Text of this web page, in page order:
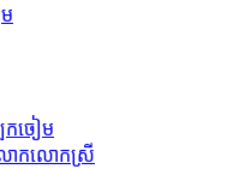
កចៀម
កលោកស្រី